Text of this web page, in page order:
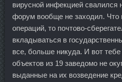
вирусной инфекцией свалился
форум вообще не заходил. Что
операций, то почтово-
вкладываться в
все, больше никуда. И вот
объектов из 19 заведомо не
выданные на их возведение